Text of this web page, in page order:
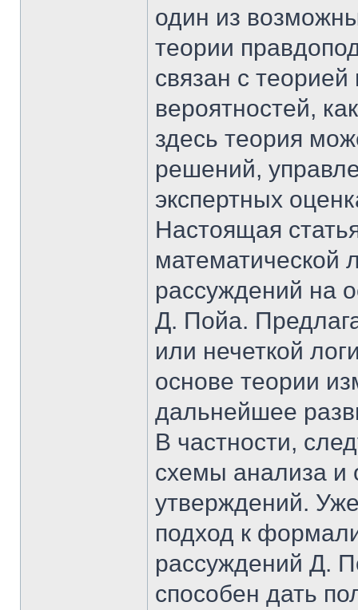
один из
теории
связан с
вероятностей,
здесь теория
решений,
экспертных
Настоящая
математической
рассуждений на
Д. Пойа.
или нечеткой
основе теории
дальнейшее
В частности,
схемы анализа и
утверждений.
подход к
рассуждений Д.
способен дать